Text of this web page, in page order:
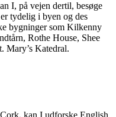
I, på vejen dertil, besøge
tydelig i byen og des
bygninger som Kilkenny
Rothe House, Shee
Mary’s Katedral.
kan I udforske English